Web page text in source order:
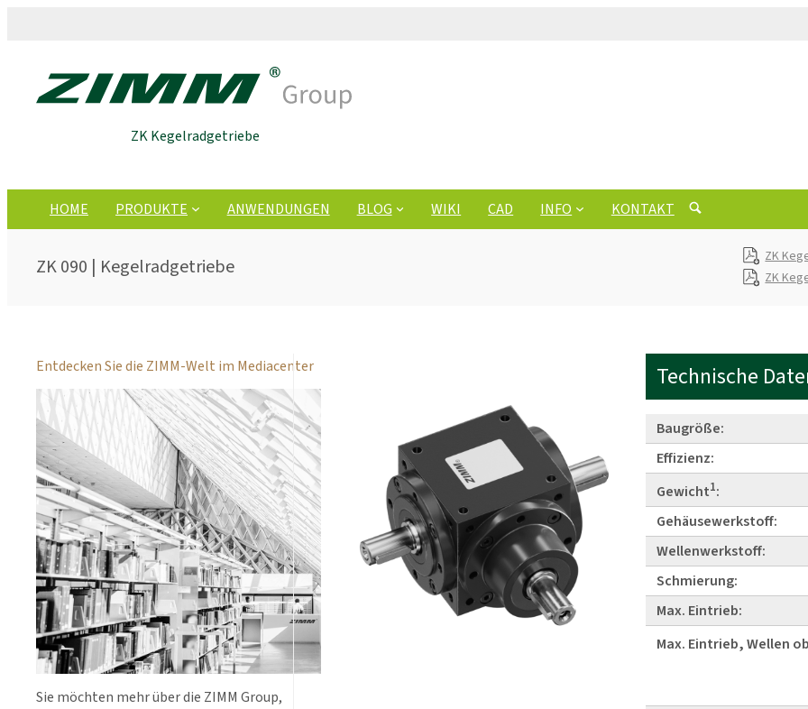
ZK Kegelradgetriebe
HOME PRODUKTE ANWENDUNGEN BLOG WIKI CAD INFO KONTAKT
ZK 090 | Kegelradgetriebe
ZK
ZK
Entdecken Sie die ZIMM-Welt im Mediacenter
Sie möchten mehr über die ZIMM Group,
Technische
Baugröße:
Effizienz:
Gewicht1:
Gehäusewerkstoff:
Wellenwerkstoff:
Schmierung:
Max. Eintrieb:
Max. Eintrieb, Wellen